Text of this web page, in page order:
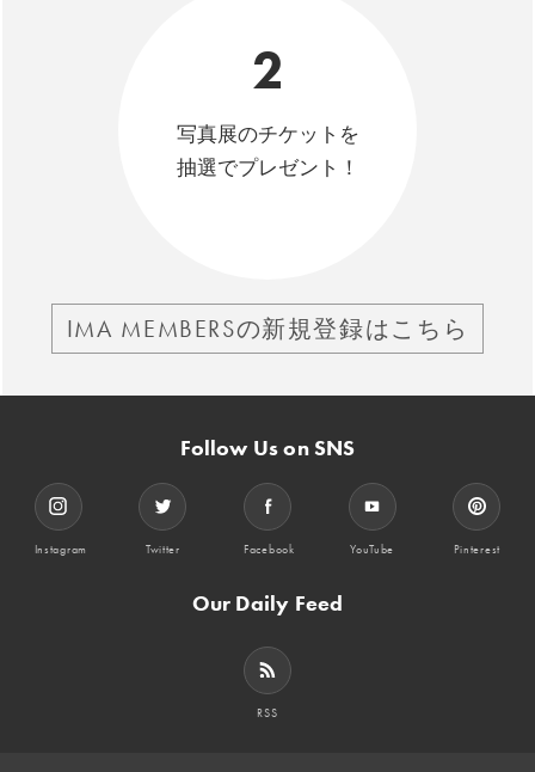
2
写真展のチケットを
抽選でプレゼント！
IMA MEMBERSの新規登録はこちら
Follow Us on SNS
Instagram Twitter Facebook YouTube Pinterest
Our Daily Feed
RSS